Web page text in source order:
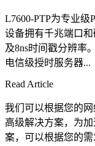
L7600-PTP为专业级
设备拥有千兆端口
及8ns时间戳分辨率
电信级授时服务器...
Read Article
我们可以根据您的
高级解决方案，为
案，可以根据您的